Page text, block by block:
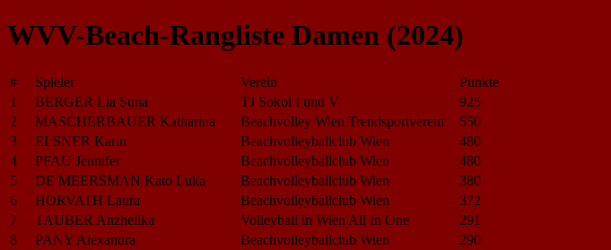
WVV-Beach-Rangliste Damen (2024)
# Spieler Verein
Punkte
1
BERGER Lia Suna TJ Sokol I und V
925
2
MASCHERBAUER Katharina Beachvolley Wien Trendsportverein
550
3
ELSNER Karin Beachvolleyballclub Wien
480
4
PFAU Jennifer Beachvolleyballclub Wien
480
5
DE MEERSMAN Kato Luka Beachvolleyballclub Wien
380
6
HORVATH Laura Beachvolleyballclub Wien
372
7
TAUBER Anzhelika Volleyball in Wien All In One
291
8
PANY Alexandra Beachvolleyballclub Wien
290